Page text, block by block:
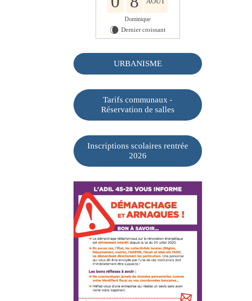
Dominique
W Dernier croissant
URBANISME
Tarifs communaux -
Réservation de salles
Inscriptions scolaires rentrée
2026